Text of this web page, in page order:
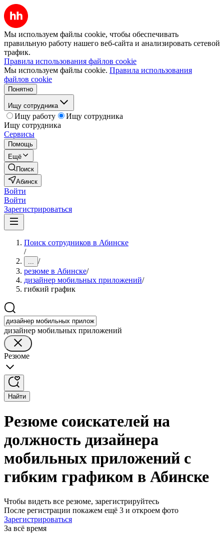
Мы используем файлы cookie, чтобы обеспечивать
правильную работу нашего веб-сайта и анализировать сетевой
трафик.
Правила использования файлов cookie
Мы используем файлы cookie. Правила использования
файлов cookie
Понятно
Ищу сотрудника
Ищу работу
Ищу сотрудника
Ищу сотрудника
Сервисы
Помощь
Ещё
Поиск
Абинск
Войти
Войти
Зарегистрироваться
Поиск сотрудников в Абинске
/
... /
резюме в Абинске/
дизайнер мобильных приложений/
гибкий график
дизайнер мобильных приложений
Резюме
Найти
Резюме соискателей на
должность дизайнера
мобильных приложений с
гибким графиком в Абинске
Чтобы видеть все резюме, зарегистрируйтесь
После регистрации покажем ещё 3 и откроем фото
Зарегистрироваться
За всё время